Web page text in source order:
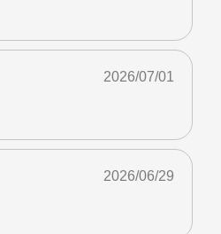
2026/07/01
2026/06/29